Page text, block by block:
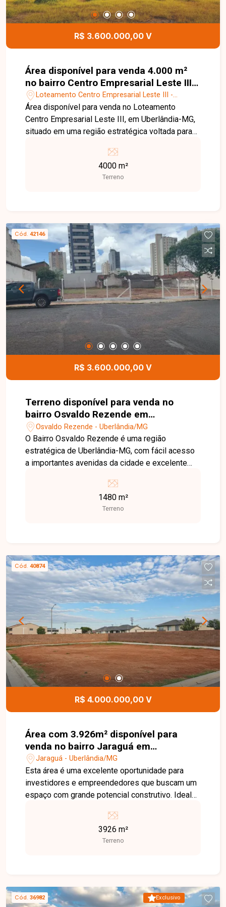
Entre em contato para mais informações e
agende uma visita para conhecer todos os
detalhes deste imóvel.
R$ 3.600.000,00 V
Área disponível para venda 4.000 m²
no bairro Centro Empresarial Leste III
em Uberlândia-MG
Loteamento Centro Empresarial Leste III -
Uberlândia/MG
Área disponível para venda no Loteamento
Centro Empresarial Leste III, em Uberlândia-MG,
situado em uma região estratégica voltada para
local conta com infraestrutura moderna e acesso
facilitado a importantes vias de circulação, ideal
para empresas que buscam visibilidade, logística
corporativos. Disponibilidade e valores sujeitos a
alteração. Imagem ilustrativa.
4000 m²
Terreno
Cód. 42146
R$ 3.600.000,00 V
Terreno disponível para venda no
bairro Osvaldo Rezende em
Uberlândia-MG
Osvaldo Rezende - Uberlândia/MG
O Bairro Osvaldo Rezende é uma região
estratégica de Uberlândia-MG, com fácil acesso
a importantes avenidas da cidade e excelente
comércios, escolas, serviços de saúde e opções
de lazer, proporcionando praticidade e
conveniência no dia a dia. Excelente terreno com
investidores e construtores que desejam
desenvolver projetos residenciais ou comerciais,
aproveitando toda a versatilidade e o potencial
da região. Agende uma visita e conheça esta
excelente oportunidade no Bairro Osvaldo
Rezende. Entre em contato com nossa equipe e
invista em uma das regiões mais estratégicas de
Uberlândia-MG.
1480 m²
Terreno
Cód. 40874
R$ 4.000.000,00 V
Área com 3.926m² disponível para
venda no bairro Jaraguá em
Uberlândia-MG
Jaraguá - Uberlândia/MG
Esta área é uma excelente oportunidade para
investidores e empreendedores que buscam um
espaço com grande potencial construtivo. Ideal
ou industriais, o imóvel oferece ótima topografia
e excelente aproveitamento da metragem. O
bairro Jaraguá está em constante
comércios, escolas, supermercados e demais
serviços essenciais. A região apresenta grande
3926 m²
Terreno
Exclusivo
Cód. 36982